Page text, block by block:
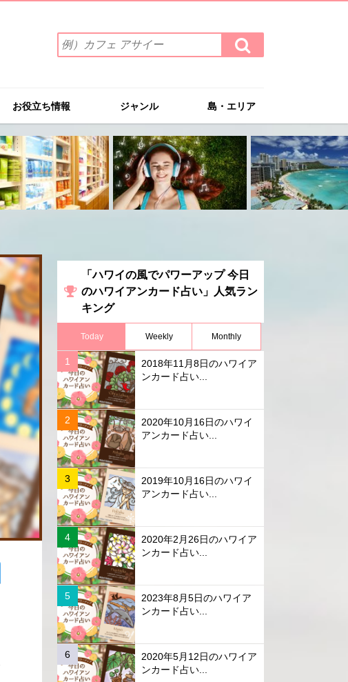
索
ワ
を
入
力
(例）
カ
フ
ェ
イ
検
索
す
お役立ち情報 ジャンル 島・エリア
「ハワイの風でパワーアップ 今日
のハワイアンカード占い」人気ラン
キング
Today Weekly Monthly
2018年11月8日のハワイア
ンカード占い...
2020年10月16日のハワイ
アンカード占い...
2019年10月16日のハワイ
アンカード占い...
2020年2月26日のハワイア
ンカード占い...
2023年8月5日のハワイア
ンカード占い...
2020年5月12日のハワイア
ンカード占い...